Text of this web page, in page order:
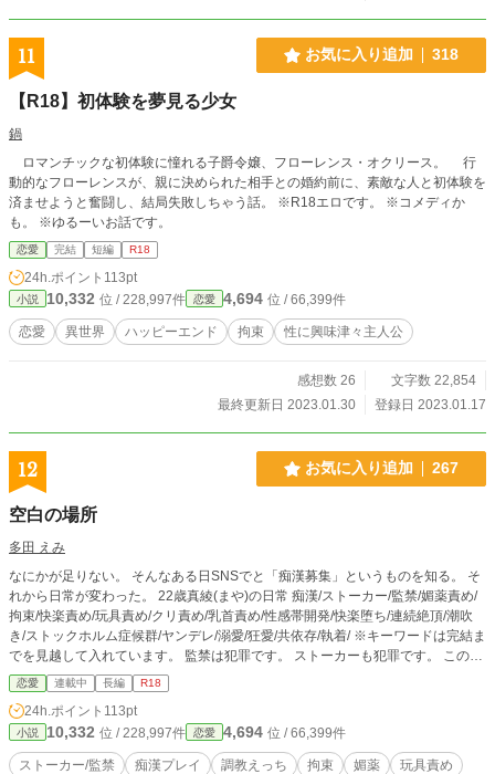
11 お気に入り追加 318
【R18】初体験を夢見る少女
鍋
ロマンチックな初体験に憧れる子爵令嬢、フローレンス・オクリース。 行
動的なフローレンスが、親に決められた相手との婚約前に、素敵な人と初体験を
済ませようと奮闘し、結局失敗しちゃう話。 ※R18エロです。 ※コメディか
も。 ※ゆるーいお話です。
恋愛 完結 短編 R18
24h.ポイント 113pt
小説 10,332 位 / 228,997件 恋愛 4,694 位 / 66,399件
恋愛 異世界 ハッピーエンド 拘束 性に興味津々主人公
感想数 26
文字数 22,854
最終更新日 2023.01.30
登録日 2023.01.17
12 お気に入り追加 267
空白の場所
多田 えみ
なにかが足りない。 そんなある日SNSでと「痴漢募集」というものを知る。 そ
れから日常が変わった。 22歳真綾(まや)の日常 痴漢/ストーカー/監禁/媚薬責め/
拘束/快楽責め/玩具責め/クリ責め/乳首責め/性感帯開発/快楽堕ち/連続絶頂/潮吹
き/ストックホルム症候群/ヤンデレ/溺愛/狂愛/共依存/執着/ ※キーワードは完結ま
でを見越して入れています。 監禁は犯罪です。 ストーカーも犯罪です。 この物
語はフィクションです。 更新遅いです。気長にお待ちください。
恋愛 連載中 長編 R18
24h.ポイント 113pt
小説 10,332 位 / 228,997件 恋愛 4,694 位 / 66,399件
ストーカー/監禁 痴漢プレイ 調教えっち 拘束 媚薬
玩具責め